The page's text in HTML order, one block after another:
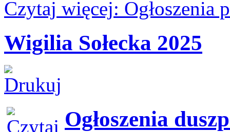
Czytaj więcej: Ogłoszenia
Wigilia Sołecka 2025
Ogłoszenia